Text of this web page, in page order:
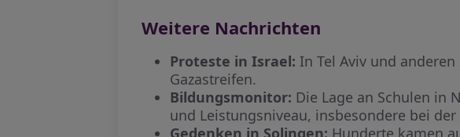
Weitere Nachrichten
Proteste in Israel: In Tel Aviv und
Gazastreifen.
Bildungsmonitor: Die Lage an Schulen in
und Leistungsniveau, insbesondere bei
Gedenken in Solingen: Hunderte kamen